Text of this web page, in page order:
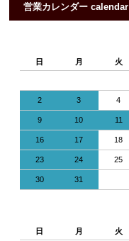
営業カレンダー calendar
日 月 火
2 3 4
9 10 11
16 17 18
23 24 25
30 31
日 月 火